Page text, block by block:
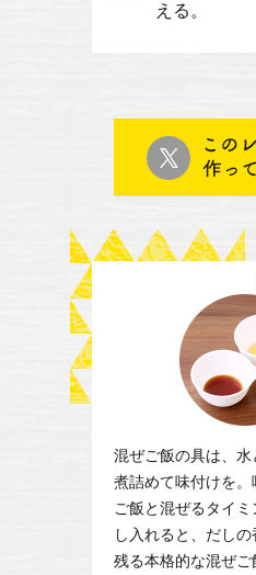
える。
混ぜご飯の具は、
煮詰めて味付けを。
ご飯と混ぜるタイ
し入れると、だし
残る本格的な混ぜご